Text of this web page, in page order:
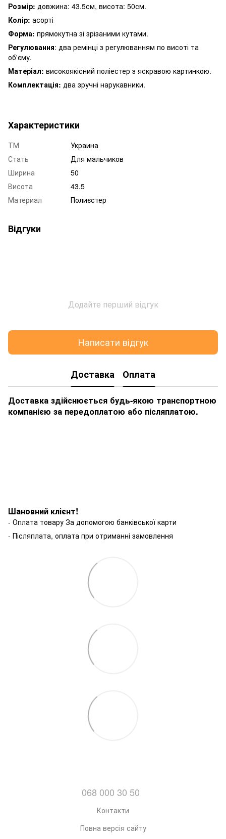
Розмір: довжина: 43.5см, висота: 50см.
Колір: асорті
Форма: прямокутна зі зрізаними кутами.
Регулювання: два ремінці з регулюванням по висоті та
об'єму.
Матеріал: високоякісний поліестер з яскравою картинкою.
Комплектація: два зручні нарукавники.
Характеристики
ТМ
Украина
Стать
Для мальчиков
Ширина
50
Висота
43.5
Материал
Полиєстер
Відгуки
Додайте перший відгук
Написати відгук
Доставка Оплата
Доставка здійснюється будь-якою транспортною
компанією за передоплатою або післяплатою.
Шановний клієнт!
- Оплата товару За допомогою банківської карти
- Післяплата, оплата при отриманні замовлення
068 000 30 50
Контакти
Повна версія сайту